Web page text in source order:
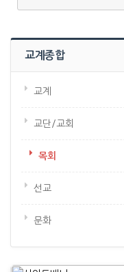
교계종합
교계
교단/교회
목회
선교
문화